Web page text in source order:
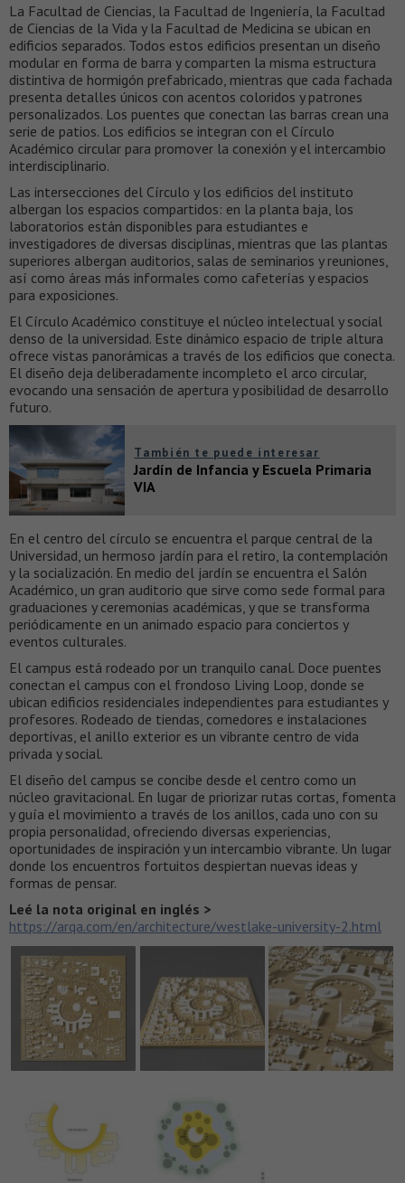
La Facultad de Ciencias, la Facultad de Ingeniería, la Facultad
de Ciencias de la Vida y la Facultad de Medicina se ubican en
edificios separados. Todos estos edificios presentan un diseño
modular en forma de barra y comparten la misma estructura
distintiva de hormigón prefabricado, mientras que cada fachada
presenta detalles únicos con acentos coloridos y patrones
personalizados. Los puentes que conectan las barras crean una
serie de patios. Los edificios se integran con el Círculo
Académico circular para promover la conexión y el intercambio
interdisciplinario.
Las intersecciones del Círculo y los edificios del instituto
albergan los espacios compartidos: en la planta baja, los
laboratorios están disponibles para estudiantes e
investigadores de diversas disciplinas, mientras que las plantas
superiores albergan auditorios, salas de seminarios y reuniones,
así como áreas más informales como cafeterías y espacios
para exposiciones.
El Círculo Académico constituye el núcleo intelectual y social
denso de la universidad. Este dinámico espacio de triple altura
ofrece vistas panorámicas a través de los edificios que conecta.
El diseño deja deliberadamente incompleto el arco circular,
evocando una sensación de apertura y posibilidad de desarrollo
futuro.
También te puede interesar
Jardín de Infancia y Escuela Primaria
VIA
En el centro del círculo se encuentra el parque central de la
Universidad, un hermoso jardín para el retiro, la contemplación
y la socialización. En medio del jardín se encuentra el Salón
Académico, un gran auditorio que sirve como sede formal para
graduaciones y ceremonias académicas, y que se transforma
periódicamente en un animado espacio para conciertos y
eventos culturales.
El campus está rodeado por un tranquilo canal. Doce puentes
conectan el campus con el frondoso Living Loop, donde se
ubican edificios residenciales independientes para estudiantes y
profesores. Rodeado de tiendas, comedores e instalaciones
deportivas, el anillo exterior es un vibrante centro de vida
privada y social.
El diseño del campus se concibe desde el centro como un
núcleo gravitacional. En lugar de priorizar rutas cortas, fomenta
y guía el movimiento a través de los anillos, cada uno con su
propia personalidad, ofreciendo diversas experiencias,
oportunidades de inspiración y un intercambio vibrante. Un lugar
donde los encuentros fortuitos despiertan nuevas ideas y
formas de pensar.
Leé la nota original en inglés >
https://arqa.com/en/architecture/westlake-university-2.html